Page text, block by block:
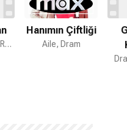
Dram, Macera, Romantik
Hanımın Çiftliği
Aile, Dram